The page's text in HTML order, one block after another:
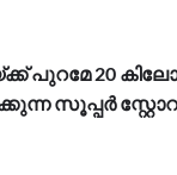
പുറമേ 20
സൂപ്പർ